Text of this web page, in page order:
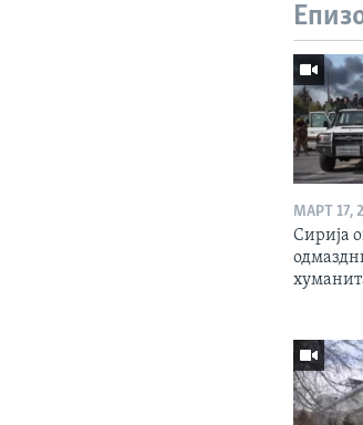
МАРТ 17,
Сирија